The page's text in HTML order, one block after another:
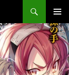
メインメ
ニュー